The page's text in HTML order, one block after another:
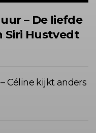
– De liefde
Siri Hustvedt
Céline kijkt anders